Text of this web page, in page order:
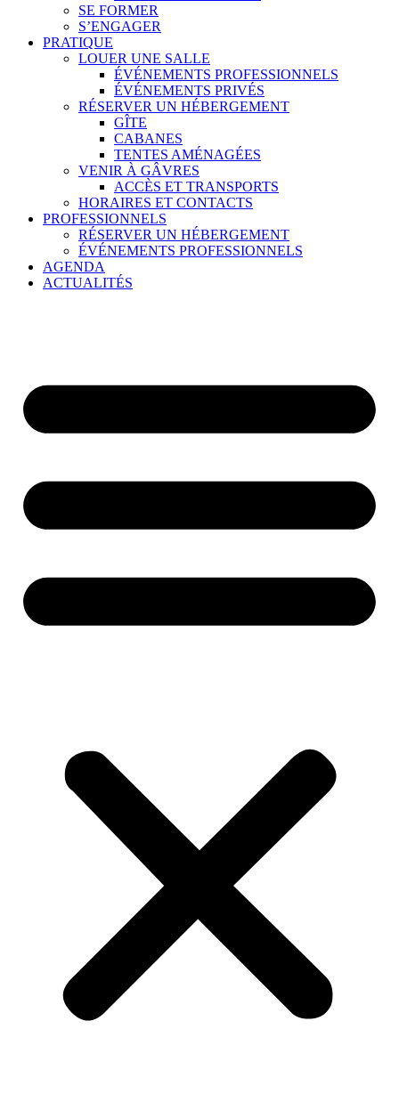
SE FORMER
S’ENGAGER
PRATIQUE
LOUER UNE SALLE
ÉVÉNEMENTS PROFESSIONNELS
ÉVÉNEMENTS PRIVÉS
RÉSERVER UN HÉBERGEMENT
GÎTE
CABANES
TENTES AMÉNAGÉES
VENIR À GÂVRES
ACCÈS ET TRANSPORTS
HORAIRES ET CONTACTS
PROFESSIONNELS
RÉSERVER UN HÉBERGEMENT
ÉVÉNEMENTS PROFESSIONNELS
AGENDA
ACTUALITÉS